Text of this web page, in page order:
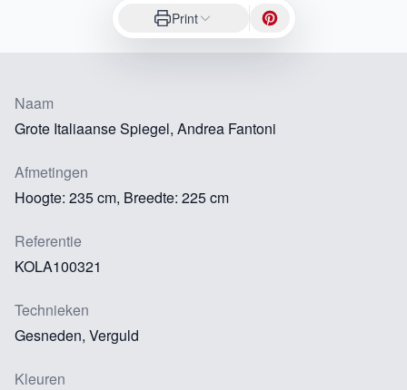
Print
Naam
Grote Italiaanse Spiegel, Andrea Fantoni
Afmetingen
Hoogte: 235 cm, Breedte: 225 cm
Referentie
KOLA100321
Technieken
Gesneden, Verguld
Kleuren